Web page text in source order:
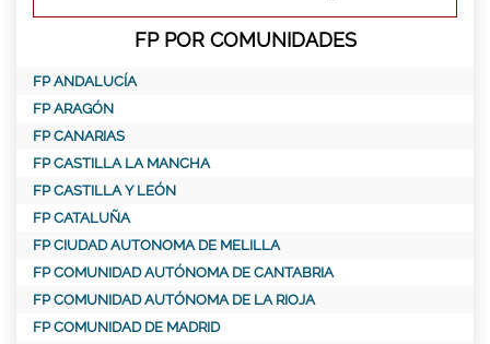
FP POR COMUNIDADES
FP ANDALUCÍA
FP ARAGÓN
FP CANARIAS
FP CASTILLA LA MANCHA
FP CASTILLA Y LEÓN
FP CATALUÑA
FP CIUDAD AUTONOMA DE MELILLA
FP COMUNIDAD AUTÓNOMA DE CANTABRIA
FP COMUNIDAD AUTÓNOMA DE LA RIOJA
FP COMUNIDAD DE MADRID